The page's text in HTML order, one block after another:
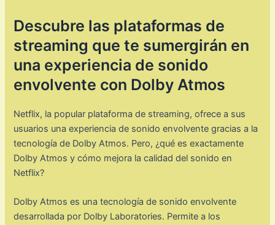
Descubre las plataformas de
streaming que te sumergirán en
una experiencia de sonido
envolvente con Dolby Atmos
Netflix, la popular plataforma de streaming, ofrece a sus
usuarios una experiencia de sonido envolvente gracias a la
tecnología de Dolby Atmos. Pero, ¿qué es exactamente
Dolby Atmos y cómo mejora la calidad del sonido en
Netflix?
Dolby Atmos es una tecnología de sonido envolvente
desarrollada por Dolby Laboratories. Permite a los